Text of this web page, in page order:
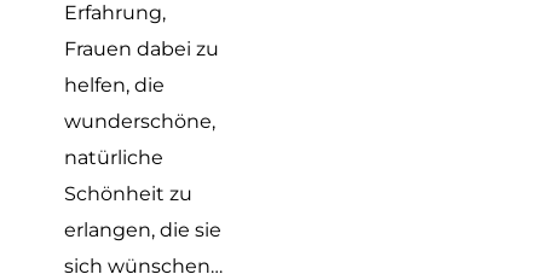
Erfahrung,
Frauen dabei zu
helfen, die
wunderschöne,
natürliche
Schönheit zu
erlangen, die sie
sich wünschen…